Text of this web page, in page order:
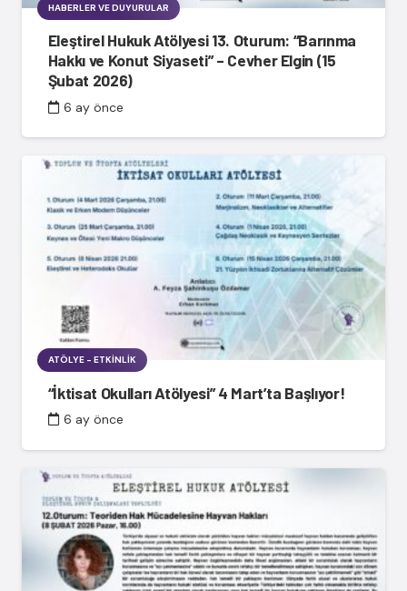
HABERLER VE DUYURULAR
Eleştirel Hukuk Atölyesi 13. Oturum: “Barınma
Hakkı ve Konut Siyaseti” – Cevher Elgin (15
Şubat 2026)
6 ay önce
ATÖLYE - ETKINLIK
“İktisat Okulları Atölyesi” 4 Mart’ta Başlıyor!
6 ay önce